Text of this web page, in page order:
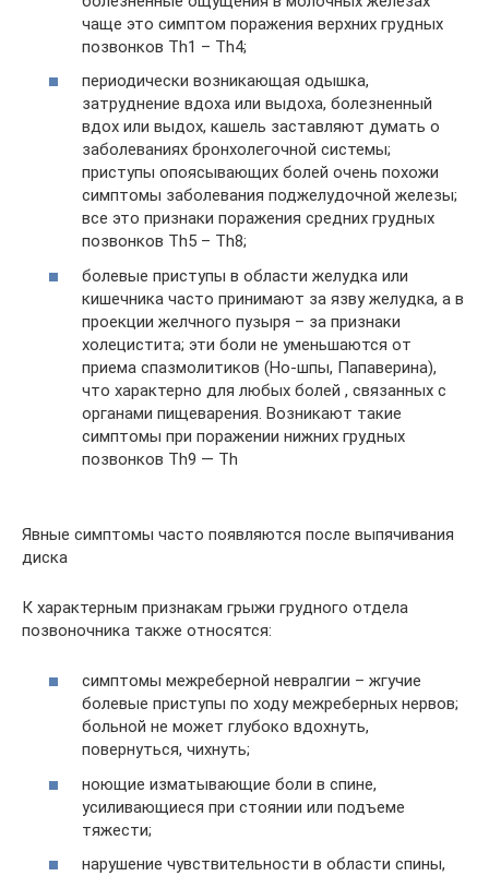
чаще это симптом поражения верхних грудных
позвонков Th1 – Th4;
периодически возникающая одышка,
затруднение вдоха или выдоха, болезненный
вдох или выдох, кашель заставляют думать о
заболеваниях бронхолегочной системы;
приступы опоясывающих болей очень похожи
симптомы заболевания поджелудочной железы;
все это признаки поражения средних грудных
позвонков Th5 – Th8;
болевые приступы в области желудка или
кишечника часто принимают за язву желудка, а в
проекции желчного пузыря – за признаки
холецистита; эти боли не уменьшаются от
приема спазмолитиков (Но-шпы, Папаверина),
что характерно для любых болей , связанных с
органами пищеварения. Возникают такие
симптомы при поражении нижних грудных
позвонков Th9 — Th
Явные симптомы часто появляются после выпячивания
диска
К характерным признакам грыжи грудного отдела
позвоночника также относятся:
симптомы межреберной невралгии – жгучие
болевые приступы по ходу межреберных нервов;
больной не может глубоко вдохнуть,
повернуться, чихнуть;
ноющие изматывающие боли в спине,
усиливающиеся при стоянии или подъеме
тяжести;
нарушение чувствительности в области спины,